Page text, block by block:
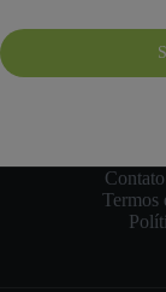
Contato
Termos